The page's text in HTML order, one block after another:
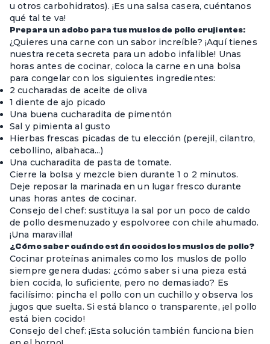
u otros carbohidratos). ¡Es una salsa casera, cuéntanos
qué tal te va!
Prepara un adobo para tus muslos de pollo crujientes:
¿Quieres una carne con un sabor increíble? ¡Aquí tienes
nuestra receta secreta para un adobo infalible! Unas
horas antes de cocinar, coloca la carne en una bolsa
para congelar con los siguientes ingredientes:
2 cucharadas de aceite de oliva
1 diente de ajo picado
Una buena cucharadita de pimentón
Sal y pimienta al gusto
Hierbas frescas picadas de tu elección (perejil, cilantro,
cebollino, albahaca...)
Una cucharadita de pasta de tomate.
Cierre la bolsa y mezcle bien durante 1 o 2 minutos.
Deje reposar la marinada en un lugar fresco durante
unas horas antes de cocinar.
Consejo del chef: sustituya la sal por un poco de caldo
de pollo desmenuzado y espolvoree con chile ahumado.
¡Una maravilla!
¿Cómo saber cuándo están cocidos los muslos de pollo?
Cocinar proteínas animales como los muslos de pollo
siempre genera dudas: ¿cómo saber si una pieza está
bien cocida, lo suficiente, pero no demasiado? Es
facilísimo: pincha el pollo con un cuchillo y observa los
jugos que suelta. Si está blanco o transparente, ¡el pollo
está bien cocido!
Consejo del chef: ¡Esta solución también funciona bien